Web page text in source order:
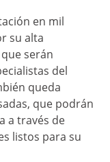
en mil
su alta
serán
del
queda
que podrán
a través de
listos para su